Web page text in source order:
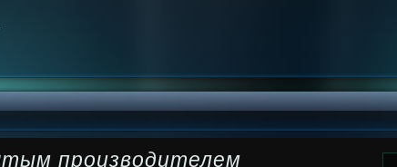
производителем